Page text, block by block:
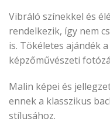
Vibráló színekkel és
rendelkezik, így nem
is. Tökéletes ajándék
képzőművészeti
Malin képei és
ennek a klasszikus
stílusához.